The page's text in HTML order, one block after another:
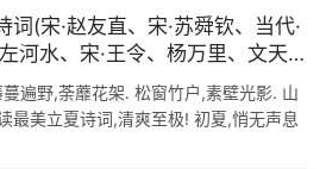
(宋·赵友直、宋·苏舜钦、当代·
河水、宋·王令、杨万里、文天
)
遍野,荼蘼花架. 松窗竹户,素壁光影. 山
最美立夏诗词,清爽至极! 初夏,悄无声息